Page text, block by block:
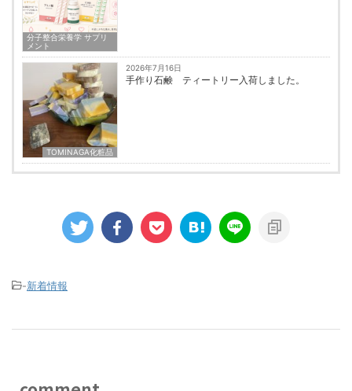
分子整合栄養学 サプリ
メント
TOMINAGA化粧品
2026年7月16日
手作り石鹸 ティートリー入荷しました。
-新着情報